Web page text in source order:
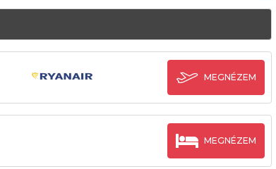
MEGNÉZEM
MEGNÉZEM